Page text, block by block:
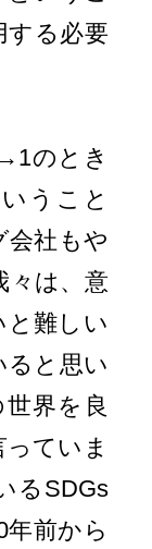
する必要
のとき
うこと
会社もや
々は、意
と難しい
ると思い
界を良
ていま
るSDGs
前から